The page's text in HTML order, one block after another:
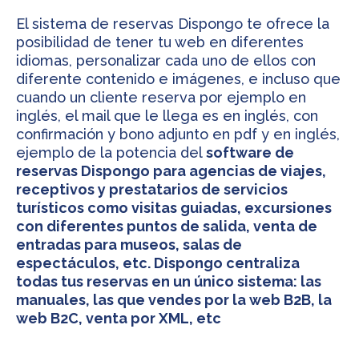
El sistema de reservas Dispongo te ofrece la
posibilidad de tener tu web en diferentes
idiomas, personalizar cada uno de ellos con
diferente contenido e imágenes, e incluso que
cuando un cliente reserva por ejemplo en
inglés, el mail que le llega es en inglés, con
confirmación y bono adjunto en pdf y en inglés,
ejemplo de la potencia delsoftware de
reservas Dispongo para agencias de viajes,
receptivos y prestatarios de servicios
turísticos como visitas guiadas, excursiones
con diferentes puntos de salida, venta de
entradas para museos, salas de
espectáculos, etc. Dispongo centraliza
todas tus reservas en un único sistema: las
manuales, las que vendes por la web B2B, la
web B2C, venta por XML, etc